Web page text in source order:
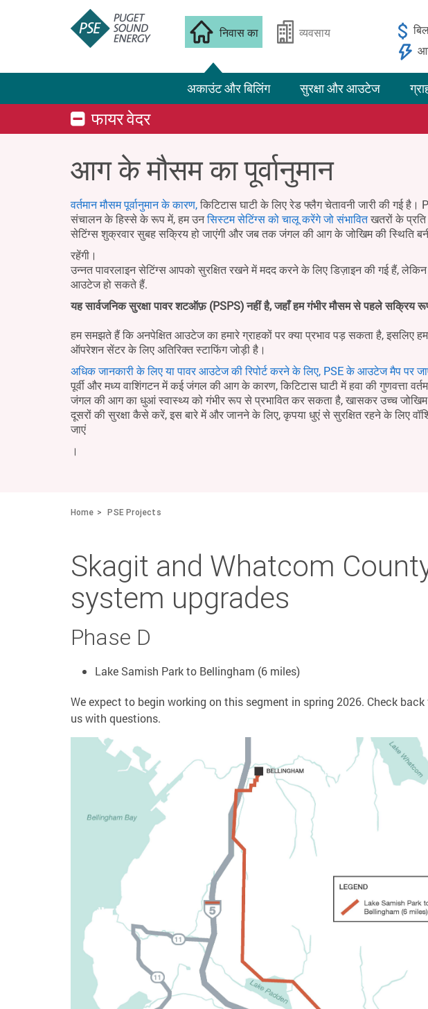
निवास का
अकाउंट और बिलिंग सुरक्षा और आउटेज
व्यवसाय
फायर वेदर
आग के मौसम का पूर्वानुमान
वर्तमान मौसम पूर्वानुमान के कारण,किटिटास घाटी के लिए रेड फ्लैग चेतावनी जारी की गई
संचालन के हिस्से के रूप में, हम उनसिस्टम सेटिंग्स को चालू करेंगे जो संभावितखतरों के
सेटिंग्स शुक्रवार सुबह सक्रिय हो जाएंगी और जब तक जंगल की आग के जोखिम की स्थिति
रहेंगी।
उन्नत पावरलाइन सेटिंग्स आपको सुरक्षित रखने में मदद करने के लिए डिज़ाइन की गई हैं,
आउटेज हो सकते हैं.
यह सार्वजनिक सुरक्षा पावर शटऑफ़ (PSPS) नहीं है, जहाँ हम गंभीर मौसम से पहले सक्रिय
हम समझते हैं कि अनपेक्षित आउटेज का हमारे ग्राहकों पर क्या प्रभाव पड़ सकता है, इसलिए
ऑपरेशन सेंटर के लिए अतिरिक्त स्टाफिंग जोड़ी है।
अधिक जानकारी के लिए या पावर आउटेज की रिपोर्ट करने के लिए, PSE के आउटेज मैप पर
पूर्वी और मध्य वाशिंगटन में कई जंगल की आग के कारण, किटिटास घाटी में हवा की गुणवत्ता
जंगल की आग का धुआं स्वास्थ्य को गंभीर रूप से प्रभावित कर सकता है, खासकर उच्च
दूसरों की सुरक्षा कैसे करें, इस बारे में और जानने के लिए, कृपया धुएं से सुरक्षित रहने के लिए
जाएं
।
Home PSE Projects
Skagit and Whatcom
system upgrades
Phase D
Lake Samish Park to Bellingham (6 miles)
We expect to begin working on this segment in spring 2026. Check
us with questions.